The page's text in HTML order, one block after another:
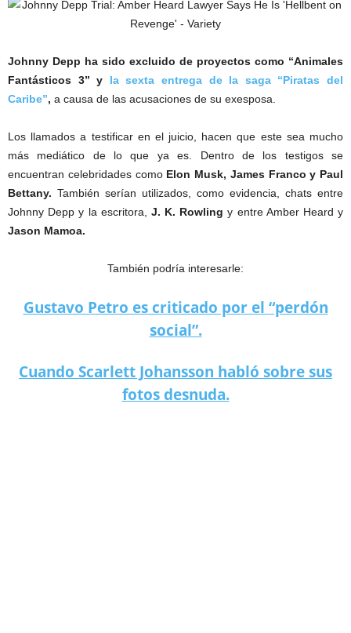
Johnny Depp ha sido excluido de proyectos como “Animales
Fantásticos 3” y la sexta entrega de la saga “Piratas del
Caribe”, a causa de las acusaciones de su exesposa.
Los llamados a testificar en el juicio, hacen que este sea mucho
más mediático de lo que ya es. Dentro de los testigos se
encuentran celebridades como Elon Musk, James Franco y Paul
Bettany. También serían utilizados, como evidencia, chats entre
Johnny Depp y la escritora, J. K. Rowling y entre Amber Heard y
Jason Mamoa.
También podría interesarle:
Gustavo Petro es criticado por el “perdón
social”.
Cuando Scarlett Johansson habló sobre sus
fotos desnuda.